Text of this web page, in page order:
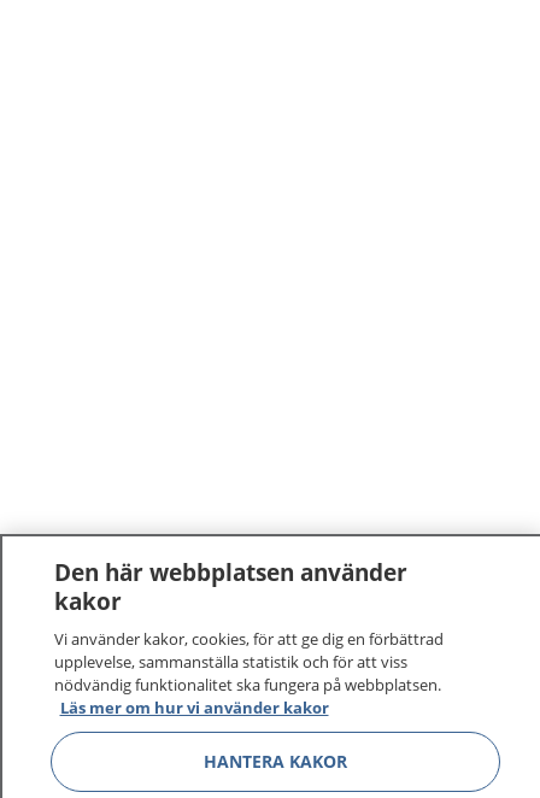
1177–tryggt om din hälsa och vård
På 1177.se får du råd om hälsa och information om
Den här webbplatsen använder
kakor
Vi använder kakor, cookies, för att ge dig en förbättrad
upplevelse, sammanställa statistik och för att viss
nödvändig funktionalitet ska fungera på webbplatsen.
Läs mer om hur vi använder kakor
HANTERA KAKOR